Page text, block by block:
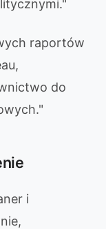
raportów
do
i